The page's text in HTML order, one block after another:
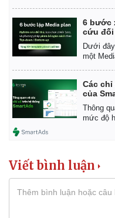
6 bước
cứu
Dưới
một
Các
của
Thông
mức độ
Viết bình luận